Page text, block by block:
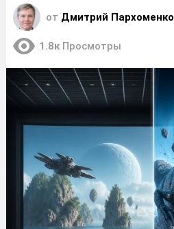
от Дмитрий Пархоменко
1.8к Просмотры